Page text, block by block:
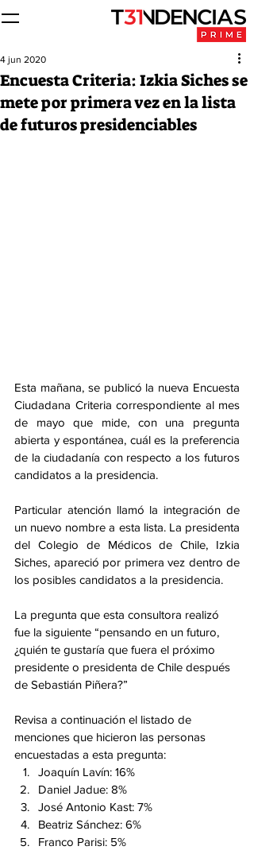
Encuesta Criteria: Izkia Siches se
mete por primera vez en la lista
de futuros presidenciables
4 jun 2020
Esta mañana, se publicó la nueva Encuesta
Ciudadana Criteria correspondiente al mes
de mayo que mide, con una pregunta
abierta y espontánea, cuál es la preferencia
de la ciudadanía con respecto a los futuros
candidatos a la presidencia.
Particular atención llamó la integración de
un nuevo nombre a esta lista. La presidenta
del Colegio de Médicos de Chile, Izkia
Siches, apareció por primera vez dentro de
los posibles candidatos a la presidencia.
La pregunta que esta consultora realizó
fue la siguiente “pensando en un futuro,
¿quién te gustaría que fuera el próximo
presidente o presidenta de Chile después
de Sebastián Piñera?”
Revisa a continuación el listado de
menciones que hicieron las personas
encuestadas a esta pregunta:
Joaquín Lavín: 16%
Daniel Jadue: 8%
José Antonio Kast: 7%
Beatriz Sánchez: 6%
Franco Parisi: 5%